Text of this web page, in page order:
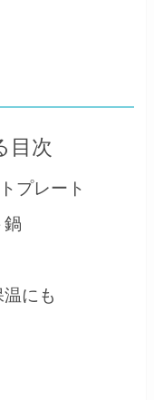
目次
プレート
鍋
にも